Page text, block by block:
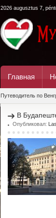
2026 augusztus 7,
Главная
Путеводитель по
В
Опубликовал: